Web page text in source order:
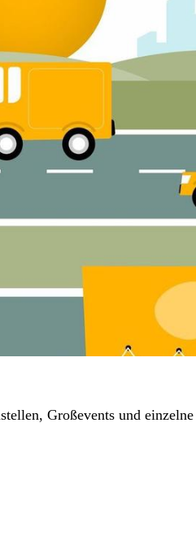
Großevents und